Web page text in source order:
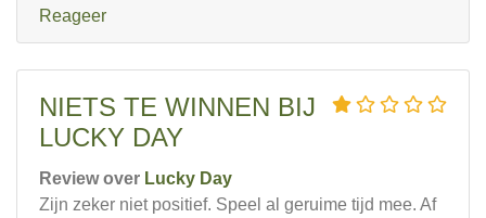
Reageer
NIETS TE WINNEN BIJ
LUCKY DAY
Review over Lucky Day
Zijn zeker niet positief. Speel al geruime tijd mee. Af